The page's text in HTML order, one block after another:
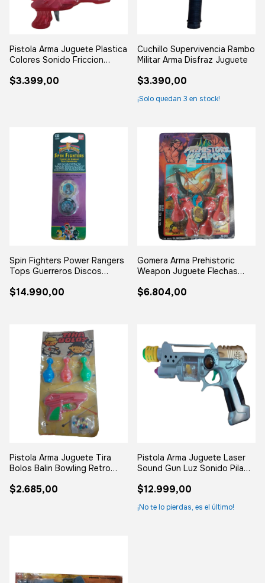
Pistola Arma Juguete Plastica
Colores Sonido Friccion
$3.399,00
Cuchillo Supervivencia Rambo
Militar Arma Disfraz Juguete
$3.390,00
¡Solo quedan 3 en stock!
Spin Fighters Power Rangers
Tops Guerreros Discos
$14.990,00
Gomera Arma Prehistoric
Weapon Juguete Flechas
$6.804,00
Pistola Arma Juguete Tira
Bolos Balin Bowling Retro
$2.685,00
Pistola Arma Juguete Laser
Sound Gun Luz Sonido Pila
$12.999,00
¡No te lo pierdas, es el último!